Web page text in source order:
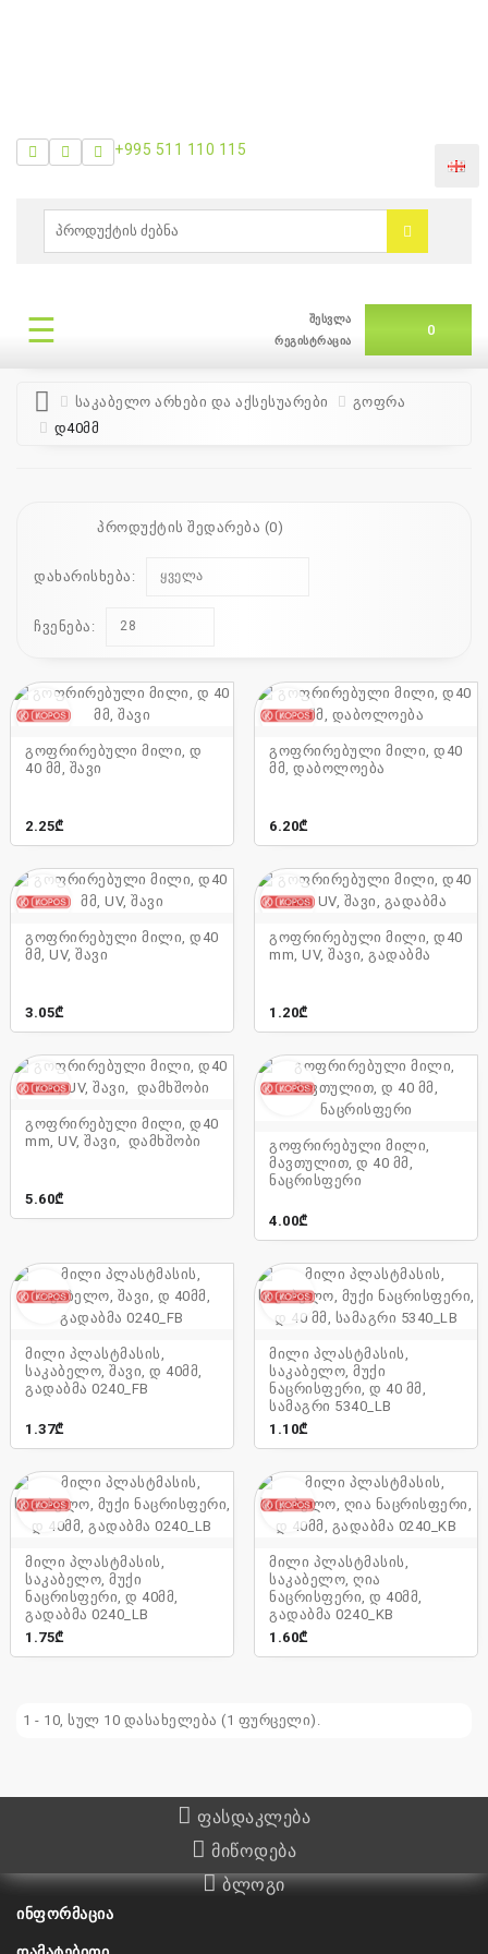
|
თვის
sales@electrics.ge
+995 511 110 115
☰
შესვლა
რეგისტრაცია
0
საკაბელო არხები და აქსესუარები
გოფრა
დ40მმ
პროდუქტის შედარება (0)
დახარისხება: ყველა
ჩვენება: 28
გოფრირებული მილი, დ
40 მმ, შავი
2.25₾
გოფრირებული მილი, დ40
მმ, დაბოლოება
6.20₾
გოფრირებული მილი, დ40
მმ, UV, შავი
3.05₾
გოფრირებული მილი, დ40
mm, UV, შავი, გადაბმა
1.20₾
გოფრირებული მილი, დ40
mm, UV, შავი, დამხშობი
5.60₾
გოფრირებული მილი,
მავთულით, დ 40 მმ,
ნაცრისფერი
4.00₾
მილი პლასტმასის,
საკაბელო, შავი, დ 40მმ,
გადაბმა 0240_FB
1.37₾
მილი პლასტმასის,
საკაბელო, მუქი
ნაცრისფერი, დ 40 მმ,
სამაგრი 5340_LB
1.10₾
მილი პლასტმასის,
საკაბელო, მუქი
ნაცრისფერი, დ 40მმ,
გადაბმა 0240_LB
1.75₾
მილი პლასტმასის,
საკაბელო, ღია
ნაცრისფერი, დ 40მმ,
გადაბმა 0240_KB
1.60₾
1 - 10, სულ 10 დასახელება (1 ფურცელი).
ფასდაკლება
მიწოდება
ბლოგი
ᲘᲜᲤᲝᲠᲛᲐᲪᲘᲐ